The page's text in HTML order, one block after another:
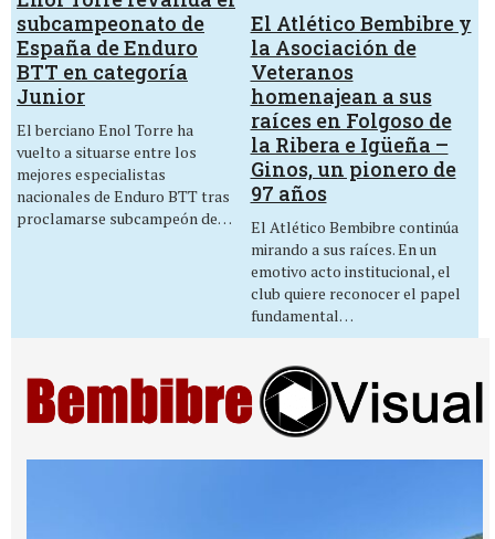
subcampeonato de
España de Enduro
BTT en categoría
Junior
El berciano Enol Torre ha
vuelto a situarse entre los
mejores especialistas
nacionales de Enduro BTT tras
proclamarse subcampeón de…
El Atlético Bembibre y
la Asociación de
Veteranos
homenajean a sus
raíces en Folgoso de
la Ribera e Igüeña –
Ginos, un pionero de
97 años
El Atlético Bembibre continúa
mirando a sus raíces. En un
emotivo acto institucional, el
club quiere reconocer el papel
fundamental…